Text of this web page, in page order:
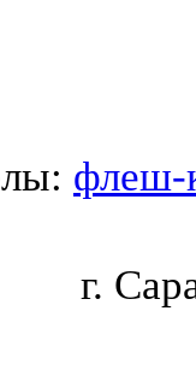
флеш-
г.